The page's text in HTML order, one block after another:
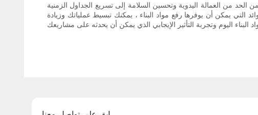
من العمالة اليدوية وتحسين السلامة إلى تسريع الجداول الزمنية
التي يمكن أن يوفرها رفع مواد البناء ، يمكنك تبسيط عملياتك وزيادة